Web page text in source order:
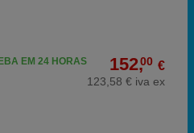
152,00 €
123,58 € iva ex
EM 24 HORAS